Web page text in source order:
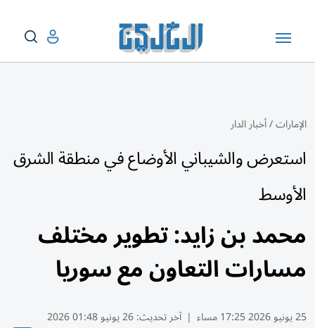
الإمارات/أخبار الدار
استعرض والشيباني الأوضاع في منطقة الشرق
الأوسط
محمد بن زايد: تطوير مختلف
مسارات التعاون مع سوريا
25 يونيو 2026 17:25 مساء | آخر تحديث:26 يونيو 01:48 2026